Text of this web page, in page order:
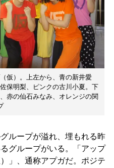
仮）。上左から、青の新井愛
保明梨、ピンクの古川小夏。下
赤の仙石みなみ、オレンジの関
ループが溢れ、埋もれる昨
グループがいる。「アップ
」、通称アプガだ。ポジテ